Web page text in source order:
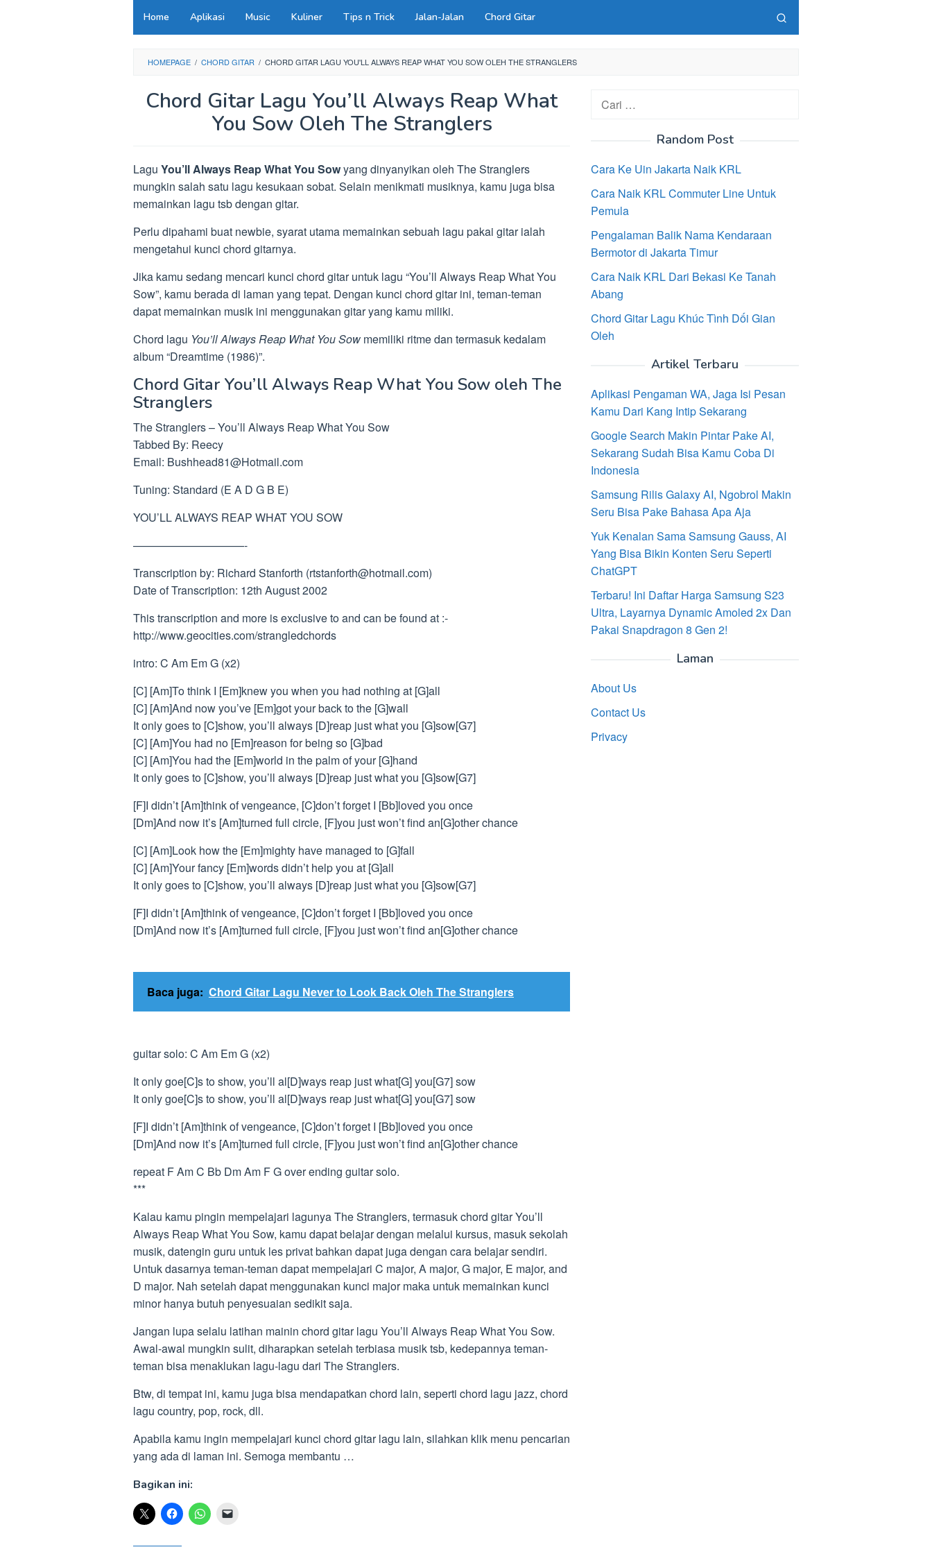
Home Aplikasi Music Kuliner Tips n Trick Jalan-Jalan Chord Gitar
HOMEPAGE / CHORD GITAR / CHORD GITAR LAGU YOU'LL ALWAYS REAP WHAT YOU SOW OLEH THE STRANGLERS
Chord Gitar Lagu You’ll Always Reap What
You Sow Oleh The Stranglers
Lagu You’ll Always Reap What You Sowyang dinyanyikan oleh The Stranglers
mungkin salah satu lagu kesukaan sobat. Selain menikmati musiknya, kamu juga bisa
memainkan lagu tsb dengan gitar.
Perlu dipahami buat newbie, syarat utama memainkan sebuah lagu pakai gitar ialah
mengetahui kunci chord gitarnya.
Jika kamu sedang mencari kunci chord gitar untuk lagu “You’ll Always Reap What You
Sow”, kamu berada di laman yang tepat. Dengan kunci chord gitar ini, teman-teman
dapat memainkan musik ini menggunakan gitar yang kamu miliki.
Chord lagu You’ll Always Reap What You Sow memiliki ritme dan termasuk kedalam
album “Dreamtime (1986)”.
Chord Gitar You’ll Always Reap What You Sow oleh The
Stranglers
The Stranglers – You’ll Always Reap What You Sow
Tabbed By: Reecy
Email: Bushhead81@Hotmail.com
Tuning: Standard (E A D G B E)
YOU’LL ALWAYS REAP WHAT YOU SOW
——————————-
Transcription by: Richard Stanforth (rtstanforth@hotmail.com)
Date of Transcription: 12th August 2002
This transcription and more is exclusive to and can be found at :-
http://www.geocities.com/strangledchords
intro: C Am Em G (x2)
[C] [Am]To think I [Em]knew you when you had nothing at [G]all
[C] [Am]And now you’ve [Em]got your back to the [G]wall
It only goes to [C]show, you’ll always [D]reap just what you [G]sow[G7]
[C] [Am]You had no [Em]reason for being so [G]bad
[C] [Am]You had the [Em]world in the palm of your [G]hand
It only goes to [C]show, you’ll always [D]reap just what you [G]sow[G7]
[F]I didn’t [Am]think of vengeance, [C]don’t forget I [Bb]loved you once
[Dm]And now it’s [Am]turned full circle, [F]you just won’t find an[G]other chance
[C] [Am]Look how the [Em]mighty have managed to [G]fall
[C] [Am]Your fancy [Em]words didn’t help you at [G]all
It only goes to [C]show, you’ll always [D]reap just what you [G]sow[G7]
[F]I didn’t [Am]think of vengeance, [C]don’t forget I [Bb]loved you once
[Dm]And now it’s [Am]turned full circle, [F]you just won’t find an[G]other chance
Baca juga: Chord Gitar Lagu Never to Look Back Oleh The Stranglers
guitar solo: C Am Em G (x2)
It only goe[C]s to show, you’ll al[D]ways reap just what[G] you[G7] sow
It only goe[C]s to show, you’ll al[D]ways reap just what[G] you[G7] sow
[F]I didn’t [Am]think of vengeance, [C]don’t forget I [Bb]loved you once
[Dm]And now it’s [Am]turned full circle, [F]you just won’t find an[G]other chance
repeat F Am C Bb Dm Am F G over ending guitar solo.
***
Kalau kamu pingin mempelajari lagunya The Stranglers, termasuk chord gitar You’ll
Always Reap What You Sow, kamu dapat belajar dengan melalui kursus, masuk sekolah
musik, datengin guru untuk les privat bahkan dapat juga dengan cara belajar sendiri.
Untuk dasarnya teman-teman dapat mempelajari C major, A major, G major, E major, and
D major. Nah setelah dapat menggunakan kunci major maka untuk memainkan kunci
minor hanya butuh penyesuaian sedikit saja.
Jangan lupa selalu latihan mainin chord gitar lagu You’ll Always Reap What You Sow.
Awal-awal mungkin sulit, diharapkan setelah terbiasa musik tsb, kedepannya teman-
teman bisa menaklukan lagu-lagu dari The Stranglers.
Btw, di tempat ini, kamu juga bisa mendapatkan chord lain, seperti chord lagu jazz, chord
lagu country, pop, rock, dll.
Apabila kamu ingin mempelajari kunci chord gitar lagu lain, silahkan klik menu pencarian
yang ada di laman ini. Semoga membantu …
Bagikan ini:
Cari
Random Post
Cara Ke Uin Jakarta Naik KRL
Cara Naik KRL Commuter Line Untuk
Pemula
Pengalaman Balik Nama Kendaraan
Bermotor di Jakarta Timur
Cara Naik KRL Dari Bekasi Ke Tanah
Abang
Chord Gitar Lagu Khúc Tình Dối Gian
Oleh
Artikel Terbaru
Aplikasi Pengaman WA, Jaga Isi Pesan
Kamu Dari Kang Intip Sekarang
Google Search Makin Pintar Pake AI,
Sekarang Sudah Bisa Kamu Coba Di
Indonesia
Samsung Rilis Galaxy AI, Ngobrol Makin
Seru Bisa Pake Bahasa Apa Aja
Yuk Kenalan Sama Samsung Gauss, AI
Yang Bisa Bikin Konten Seru Seperti
ChatGPT
Terbaru! Ini Daftar Harga Samsung S23
Ultra, Layarnya Dynamic Amoled 2x Dan
Pakai Snapdragon 8 Gen 2!
Laman
About Us
Contact Us
Privacy